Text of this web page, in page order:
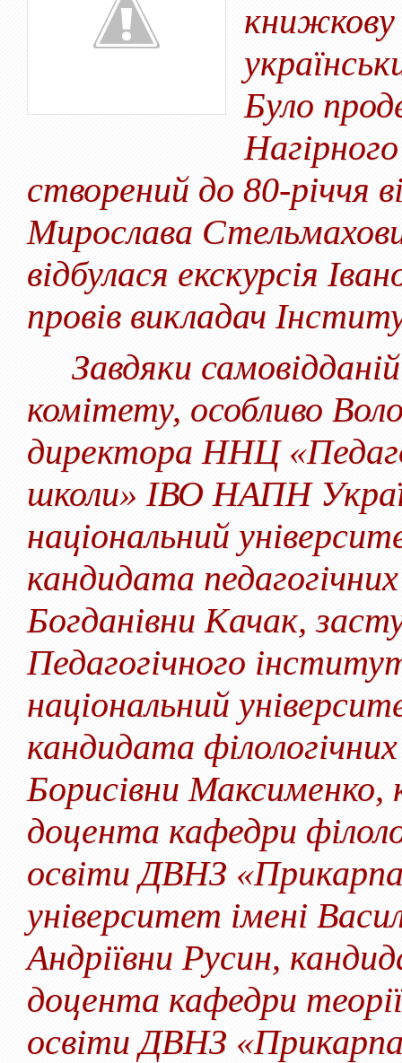
Було
створений до 80-річчя
Мирослава
відбулася екскурсія
провів викладач
Завдяки самовідданій
комітету, особливо
директора ННЦ
школи» ІВО НАПН
національний
кандидата
Богданівни Качак,
Педагогічного
національний
кандидата
Борисівни Максименко,
доцента кафедри
освіти ДВНЗ
університет імені
Андріївни Русин,
доцента кафедри
освіти ДВНЗ